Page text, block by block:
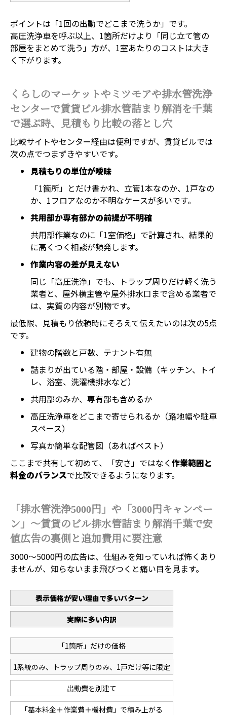
ポイントは「1回の出動でどこまで洗うか」です。
高圧洗浄車を呼ぶ以上、1箇所だけより「同じ立て管の
部屋をまとめて洗う」方が、1室あたりのコストは大き
く下がります。
くらしのマーケットやミツモアや排水管洗浄
センターで賃貸ビル排水管詰まり解消を千葉
で選ぶ時、見積もり比較の落とし穴
比較サイトやセンター経由は便利ですが、賃貸ビルでは
次の点でつまずきやすいです。
見積もりの単位が曖昧
「1箇所」とだけ書かれ、立管1本なのか、1戸なの
か、1フロアなのか不明なケースが多いです。
共用部か専有部かの前提が不明確
共用部作業なのに「1室価格」で計算され、結果的
に高くつく相談が頻発します。
作業内容の差が見えない
同じ「高圧洗浄」でも、トラップ周りだけ軽く洗う
業者と、屋外横主管や屋外排水口まで含める業者で
は、実質の内容が別物です。
最低限、見積もり依頼時にそろえて伝えたいのは次の5点
です。
建物の階数と戸数、テナント有無
詰まりが出ている階・部屋・設備（キッチン、トイ
レ、浴室、洗濯機排水など）
共用部のみか、専有部も含めるか
高圧洗浄車をどこまで寄せられるか（路地幅や駐車
スペース）
写真か簡単な配管図（あればベスト）
ここまで共有して初めて、「安さ」ではなく作業範囲と
料金のバランスで比較できるようになります。
「排水管洗浄5000円」や「3000円キャンペー
ン」～賃貸のビル排水管詰まり解消千葉で安
値広告の裏側と追加費用に要注意
3000～5000円の広告は、仕組みを知っていれば怖くあり
ませんが、知らないまま飛びつくと痛い目を見ます。
表示価格が安い理由で多いパターン
実際に多い内訳
「1箇所」だけの価格
1系統のみ、トラップ周りのみ、1戸だけ等に限定
出動費を別建て
「基本料金＋作業費＋機材費」で積み上がる